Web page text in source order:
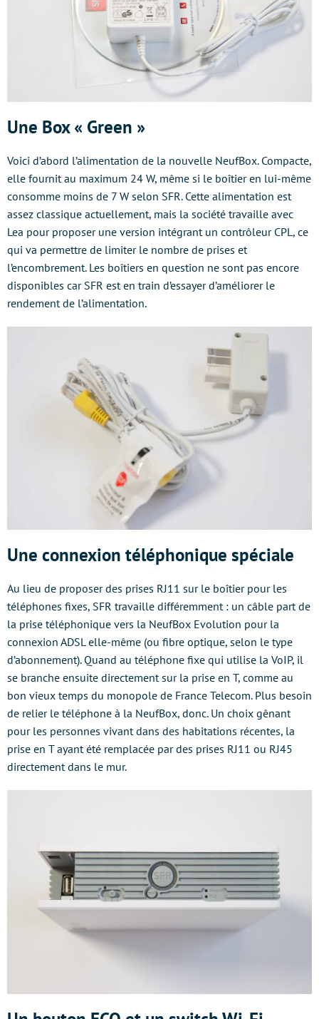
Une Box « Green »
Voici d’abord l’alimentation de la nouvelle NeufBox. Compacte,
elle fournit au maximum 24 W, même si le boîtier en lui-même
consomme moins de 7 W selon SFR. Cette alimentation est
assez classique actuellement, mais la société travaille avec
Lea pour proposer une version intégrant un contrôleur CPL, ce
qui va permettre de limiter le nombre de prises et
l’encombrement. Les boîtiers en question ne sont pas encore
disponibles car SFR est en train d’essayer d’améliorer le
rendement de l’alimentation.
Une connexion téléphonique spéciale
Au lieu de proposer des prises RJ11 sur le boîtier pour les
téléphones fixes, SFR travaille différemment : un câble part de
la prise téléphonique vers la NeufBox Evolution pour la
connexion ADSL elle-même (ou fibre optique, selon le type
d’abonnement). Quand au téléphone fixe qui utilise la VoIP, il
se branche ensuite directement sur la prise en T, comme au
bon vieux temps du monopole de France Telecom. Plus besoin
de relier le téléphone à la NeufBox, donc. Un choix gênant
pour les personnes vivant dans des habitations récentes, la
prise en T ayant été remplacée par des prises RJ11 ou RJ45
directement dans le mur.